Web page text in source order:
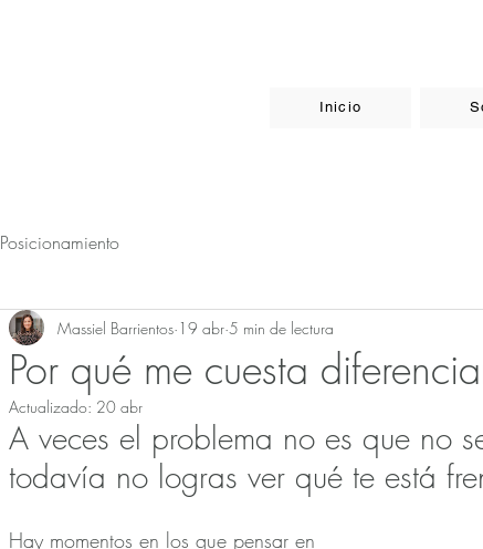
Inicio
Posicionamiento
Por qué me cuesta
Massiel Barrientos 19 abr 5 min de lectura
Actualizado: 20 abr
A veces el problema no es que no
todavía no logras ver qué te está
Hay momentos en los que pensar en